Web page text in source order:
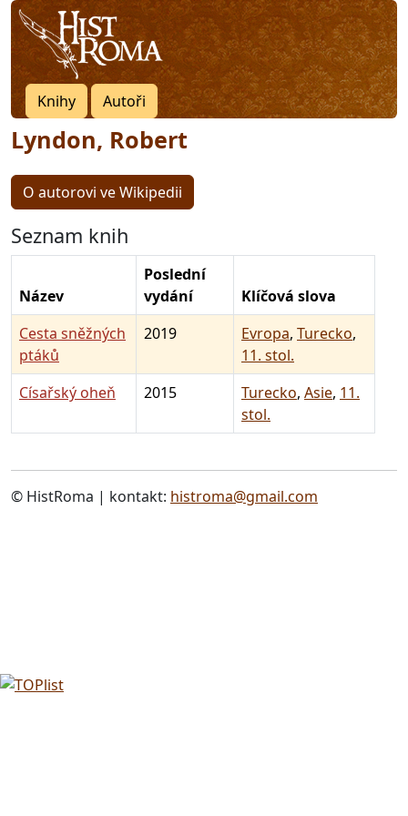
Knihy Autoři
Lyndon, Robert
O autorovi ve Wikipedii
Seznam knih
Název
Poslední
vydání
Klíčová slova
Cesta sněžných
ptáků
2019 Evropa, Turecko,
11. stol.
Císařský oheň
2015 Turecko, Asie, 11.
stol.
© HistRoma | kontakt: histroma@gmail.com